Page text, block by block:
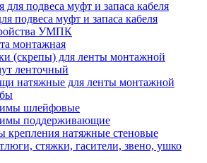
подвеса муфт и запаса кабеля
УМПК
монтажная
(скрепы) для ленты монтажной
ленточный
натяжные для ленты монтажной
шлейфовые
поддерживающие
крепления натяжные стеновые
стяжки, гасители, звено, ушко